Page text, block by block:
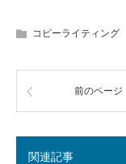
コピーライティング
前のページ
関連記事